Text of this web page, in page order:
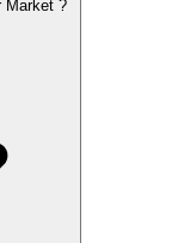
Market ?